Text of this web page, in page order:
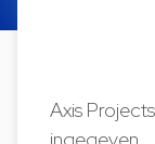
Axis